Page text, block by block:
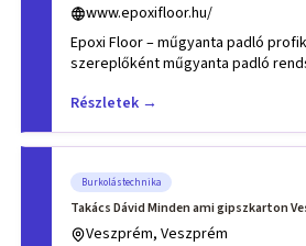
www.epoxifloor.hu/
Epoxi Floor – műgyanta padló profiktól Új
szereplőként műgyanta padló
Részletek →
Burkolástechnika
Takács Dávid Minden ami gipszkarton
Veszprém, Veszprém